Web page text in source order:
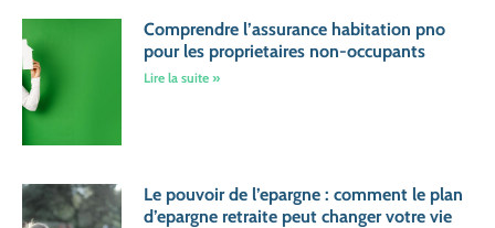
Comprendre l’assurance habitation pno
pour les proprietaires non-occupants
Lire la suite »
Le pouvoir de l’epargne : comment le plan
d’epargne retraite peut changer votre vie